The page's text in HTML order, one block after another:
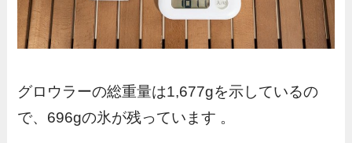
グロウラーの総重量は1,677gを示しているの
で、696gの氷が残っています 。